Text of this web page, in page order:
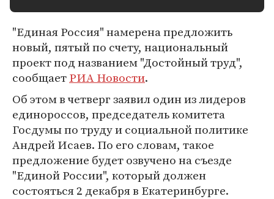
"Единая Россия" намерена предложить
новый, пятый по счету, национальный
проект под названием "Достойный труд",
сообщаетРИА Новости.
Об этом в четверг заявил один из лидеров
единороссов, председатель комитета
Госдумы по труду и социальной политике
Андрей Исаев. По его словам, такое
предложение будет озвучено на съезде
"Единой России", который должен
состояться 2 декабря в Екатеринбурге.